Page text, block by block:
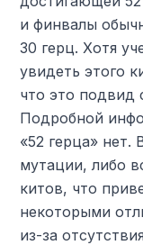
и финвалы
30 герц. Хотя
увидеть этого
что это подвид
Подробной
«52 герца» нет.
мутации, либо
китов, что
некоторыми
из-за